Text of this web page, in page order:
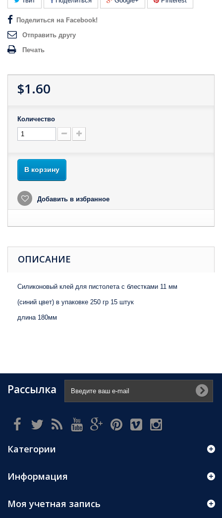
Поделиться на Facebook!
Отправить другу
Печать
$1.60
Количество
В корзину
Добавить в избранное
ОПИСАНИЕ
Силиконовый клей для пистолета с блестками 11 мм
(синий цвет) в упаковке 250 гр 15 штук
длина 180мм
Рассылка
Категории
Информация
Моя учетная запись